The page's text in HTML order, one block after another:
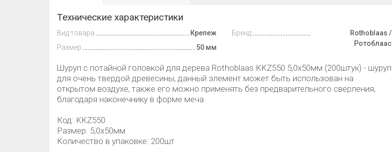
Технические характеристики
Вид товара
Крепеж
Размер
50 мм
Бренд
Rothoblaas /
Ротоблаас
Шуруп с потайной головкой для дерева Rothoblaas KKZ550 5,0х50мм (200штук) - шуруп
для очень твердой древесины, данный элемент может быть использован на
открытом воздухе, также его можно применять без предварительного сверления,
благодаря наконечнику в форме меча.
Код: KKZ550
Размер: 5,0х50мм
Количество в упаковке: 200шт